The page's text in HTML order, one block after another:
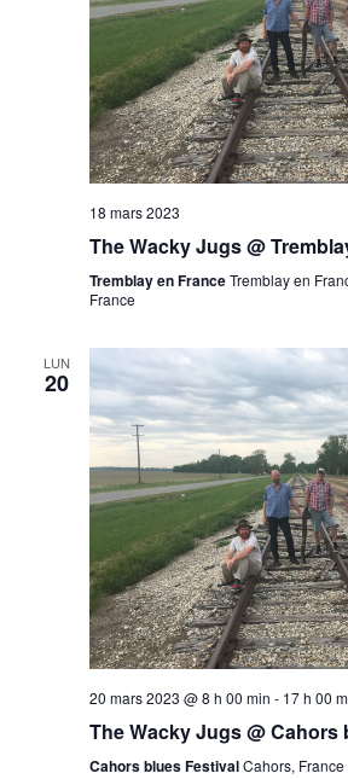
18 mars 2023
The Wacky Jugs @
Tremblay en FranceTremblay en
France
LUN
20
20 mars 2023 @ 8 h 00 min - 17 h 00
The Wacky Jugs @ Cahors
Cahors blues FestivalCahors, France